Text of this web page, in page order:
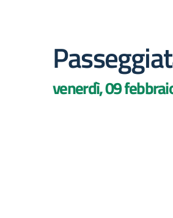
venerdì, 09